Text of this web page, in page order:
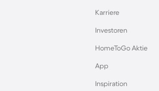
Karriere
Investoren
HomeToGo Aktie
App
Inspiration